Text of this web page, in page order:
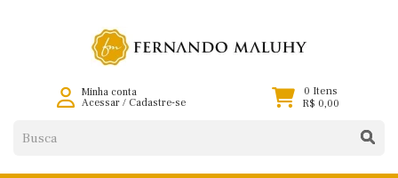
Minha conta
Acessar/ Cadastre-se
0 Itens
R$ 0,00